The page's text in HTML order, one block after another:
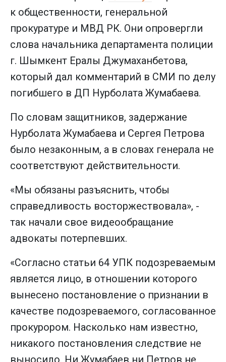
к общественности, генеральной
прокуратуре и МВД РК. Они опровергли
слова начальника департамента полиции
г. Шымкент Ералы Джумаханбетова,
который дал комментарий в СМИ по делу
погибшего в ДП Нурболата Жумабаева.
По словам защитников, задержание
Нурболата Жумабаева и Сергея Петрова
было незаконным, а в словах генерала не
соответствуют действительности.
«Мы обязаны разъяснить, чтобы
справедливость восторжествовала», -
так начали свое видеообращание
адвокаты потерпевших.
«Согласно статьи 64 УПК подозреваемым
является лицо, в отношении которого
вынесено постановление о признании в
качестве подозреваемого, согласованное
прокурором. Насколько нам известно,
никакого постановления следствие не
выносило. Ни Жумабаев ни Петров не